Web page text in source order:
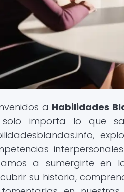
a Habilidades
importa lo que
a sumergirte en
su historia,